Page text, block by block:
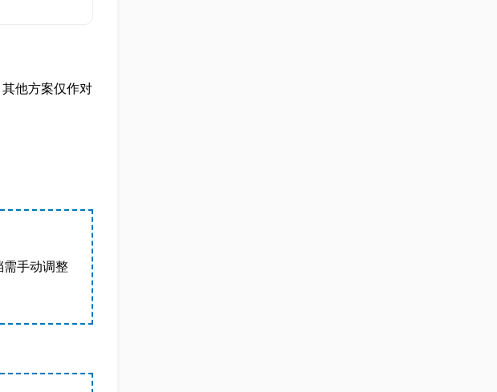
他方案仅作对
需手动调整